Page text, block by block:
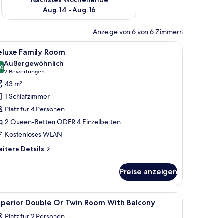
Aug. 14 - Aug. 16
Anzeige von 6 von 6 Zimmern
Kommode, Spiegel und Nachttisch mit Lampe.
Ein Schlafzimmer mit Bett, einem
5 Family Room
von 10
Außergewöhnlich
2 Bewertungen
(2
Bewertungen)
43 m²
1 Schlafzimmer
Platz für 4 Personen
2 Queen-Betten ODER 4 Einzelbetten
Kostenloses WLAN
Details
Preise anzeigen
Ein Hotelzimmer mit Bett, Schreibtisch,
2 Double Or Twin Room With Balcony
Platz für 2 Personen